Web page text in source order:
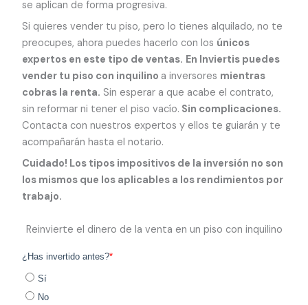
se aplican de forma progresiva.
Si quieres vender tu piso, pero lo tienes alquilado, no te
preocupes, ahora puedes hacerlo con los únicos
expertos en este tipo de ventas. En Inviertis puedes
vender tu piso con inquilinoa inversores mientras
cobras la renta. Sin esperar a que acabe el contrato,
sin reformar ni tener el piso vacío. Sin complicaciones.
Contacta con nuestros expertos y ellos te guiarán y te
acompañarán hasta el notario.
Cuidado! Los tipos impositivos de la inversión no son
los mismos que los aplicables a los rendimientos por
trabajo.
Reinvierte el dinero de la venta en un piso con inquilino